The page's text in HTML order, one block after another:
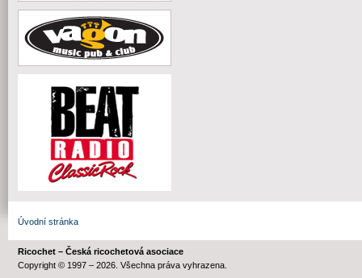
Úvodní stránka
Ricochet – Česká ricochetová asociace
Copyright © 1997 – 2026. Všechna práva vyhrazena.